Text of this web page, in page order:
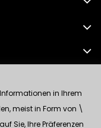
in Ihrem
meist in Form von \
Sie, Ihre Präferenzen